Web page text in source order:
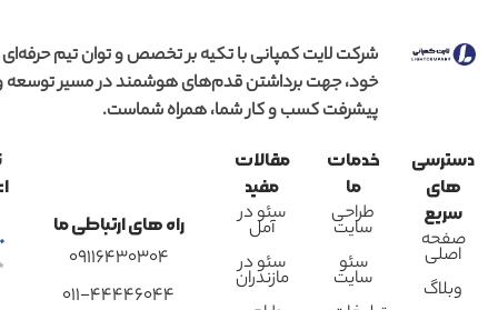
شرکت لایت کمپانی با تکیه بر تخصص و توان تیم حرفه‌ای
خود، جهت برداشتن قدم‌های هوشمند در مسیر توسعه
پیشرفت کسب و کار شما، همراه شماست.
دسترسی
های
سریع
صفحه
اصلی
وبلاگ
خدمات
ما
طراحی
سایت
سئو
سایت
مقالات
مفید
سئو در
آمل
سئو در
مازندران
راه های ارتباطی ما
09116430304
011-44446044